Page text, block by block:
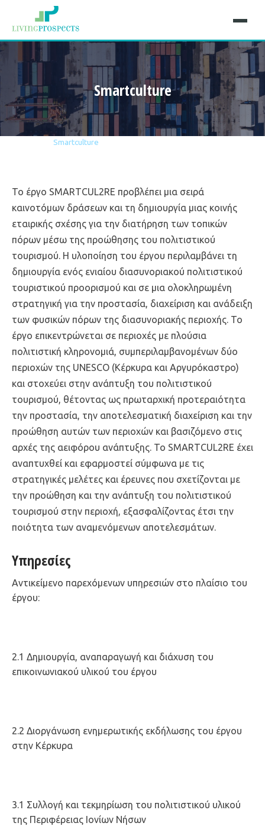
Smartculture
Smartculture
Το έργο SMARTCUL2RE προβλέπει μια σειρά
καινοτόμων δράσεων και τη δημιουργία μιας κοινής
εταιρικής σχέσης για την διατήρηση των τοπικών
πόρων μέσω της προώθησης του πολιτιστικού
τουρισμού. Η υλοποίηση του έργου περιλαμβάνει τη
δημιουργία ενός ενιαίου διασυνοριακού πολιτιστικού
τουριστικού προορισμού και σε μια ολοκληρωμένη
στρατηγική για την προστασία, διαχείριση και ανάδειξη
των φυσικών πόρων της διασυνοριακής περιοχής. Το
έργο επικεντρώνεται σε περιοχές με πλούσια
πολιτιστική κληρονομιά, συμπεριλαμβανομένων δύο
περιοχών της UNESCO (Κέρκυρα και Αργυρόκαστρο)
και στοχεύει στην ανάπτυξη του πολιτιστικού
τουρισμού, θέτοντας ως πρωταρχική προτεραιότητα
την προστασία, την αποτελεσματική διαχείριση και την
προώθηση αυτών των περιοχών και βασιζόμενο στις
αρχές της αειφόρου ανάπτυξης. Το SMARTCUL2RE έχει
αναπτυχθεί και εφαρμοστεί σύμφωνα με τις
στρατηγικές μελέτες και έρευνες που σχετίζονται με
την προώθηση και την ανάπτυξη του πολιτιστικού
τουρισμού στην περιοχή, εξασφαλίζοντας έτσι την
ποιότητα των αναμενόμενων αποτελεσμάτων.
Υπηρεσίες
Αντικείμενο παρεχόμενων υπηρεσιών στο πλαίσιο του
έργου:
2.1 Δημιουργία, αναπαραγωγή και διάχυση του
επικοινωνιακού υλικού του έργου
2.2 Διοργάνωση ενημερωτικής εκδήλωσης του έργου
στην Κέρκυρα
3.1 Συλλογή και τεκμηρίωση του πολιτιστικού υλικού
της Περιφέρειας Ιονίων Νήσων